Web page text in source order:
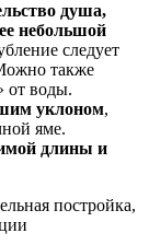
душа,
небольшой
следует
также
от воды.
уклоном,
яме.
длины и